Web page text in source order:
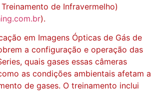
de Infravermelho)
).
em Imagens Ópticas de Gás de
a configuração e operação das
quais gases essas câmeras
as condições ambientais afetam a
de gases. O treinamento inclui